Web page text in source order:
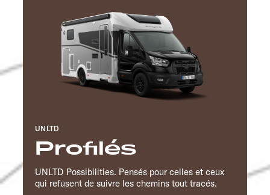
Profilés
UNLTD
UNLTD Possibilities. Pensés pour celles et ceux
qui refusent de suivre les chemins tout tracés.